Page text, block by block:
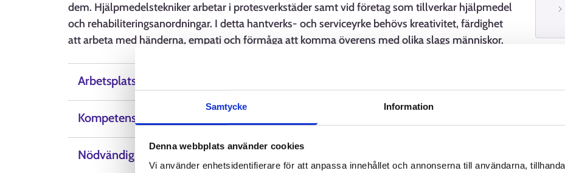
Samtycke Information
Denna webbplats använder cookies
Vi använder enhetsidentifierare för att anpassa innehållet och annonserna till användarna,
dem. Hjälpmedelstekniker arbetar i protesverkstäder samt vid företag som tillverkar hjälpmedel
och rehabiliteringsanordningar. I detta hantverks- och serviceyrke behövs kreativitet, färdighet
att arbeta med händerna, empati och förmåga att komma överens med olika slags människor.
Arbetsplatser
Kompetens, färdigheter och egenskaper
Nödvändig kunskap